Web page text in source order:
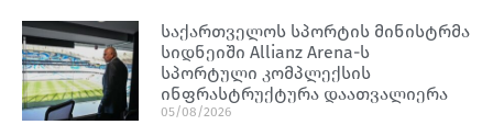
საქართველოს სპორტის მინისტრმა
სიდნეიში Allianz Arena-ს
სპორტული კომპლექსის
ინფრასტრუქტურა დაათვალიერა
05/08/2026